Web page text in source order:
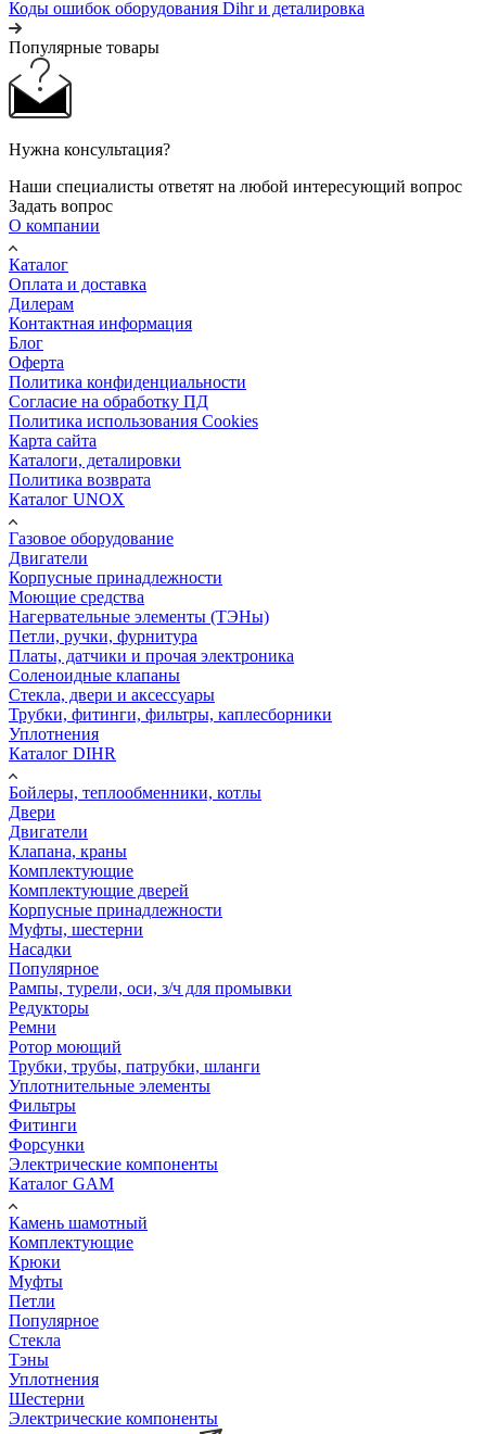
Коды ошибок оборудования Dihr и деталировка
Популярные товары
Нужна консультация?
Наши специалисты ответят на любой интересующий вопрос
Задать вопрос
О компании
Каталог
Оплата и доставка
Дилерам
Контактная информация
Блог
Оферта
Политика конфиденциальности
Согласие на обработку ПД
Политика использования Cookies
Карта сайта
Каталоги, деталировки
Политика возврата
Каталог UNOX
Газовое оборудование
Двигатели
Корпусные принадлежности
Моющие средства
Нагервательные элементы (ТЭНы)
Петли, ручки, фурнитура
Платы, датчики и прочая электроника
Соленоидные клапаны
Стекла, двери и аксессуары
Трубки, фитинги, фильтры, каплесборники
Уплотнения
Каталог DIHR
Бойлеры, теплообменники, котлы
Двери
Двигатели
Клапана, краны
Комплектующие
Комплектующие дверей
Корпусные принадлежности
Муфты, шестерни
Насадки
Популярное
Рампы, турели, оси, з/ч для промывки
Редукторы
Ремни
Ротор моющий
Трубки, трубы, патрубки, шланги
Уплотнительные элементы
Фильтры
Фитинги
Форсунки
Электрические компоненты
Каталог GAM
Камень шамотный
Комплектующие
Крюки
Муфты
Петли
Популярное
Стекла
Тэны
Уплотнения
Шестерни
Электрические компоненты